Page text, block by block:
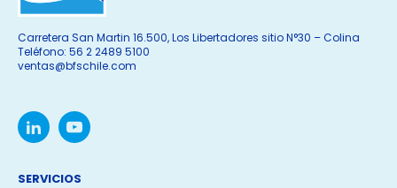
SERVICIOS
Carretera San Martin 16.500, Los Libertadores sitio N°30 – Colina
Teléfono: 56 2 2489 5100
ventas@bfschile.com